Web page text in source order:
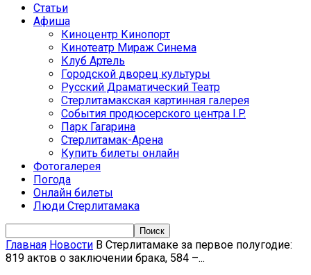
Статьи
Афиша
Киноцентр Кинопорт
Кинотеатр Мираж Синема
Клуб Артель
Городской дворец культуры
Русский Драматический Театр
Стерлитамакская картинная галерея
События продюсерского центра I.P.
Парк Гагарина
Стерлитамак-Арена
Купить билеты онлайн
Фотогалерея
Погода
Онлайн билеты
Люди Стерлитамака
Главная Новости В Стерлитамаке за первое полугодие:
819 актов о заключении брака, 584 –...